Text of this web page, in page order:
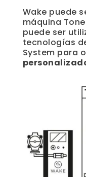
Wake puede
máquina
puede ser
tecnologías
System para